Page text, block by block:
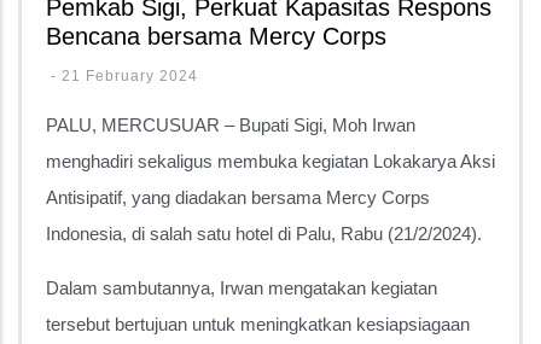
Pemkab Sigi, Perkuat Kapasitas Respons
Bencana bersama Mercy Corps
- 21 February 2024
PALU, MERCUSUAR – Bupati Sigi, Moh Irwan
menghadiri sekaligus membuka kegiatan Lokakarya Aksi
Antisipatif, yang diadakan bersama Mercy Corps
Indonesia, di salah satu hotel di Palu, Rabu (21/2/2024).
Dalam sambutannya, Irwan mengatakan kegiatan
tersebut bertujuan untuk meningkatkan kesiapsiagaan